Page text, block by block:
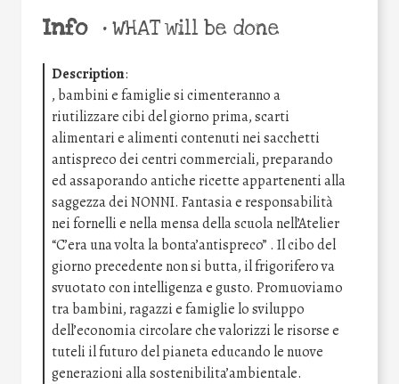
Info •WHAT will be done
Description:
, bambini e famiglie si cimenteranno a
riutilizzare cibi del giorno prima, scarti
alimentari e alimenti contenuti nei sacchetti
antispreco dei centri commerciali, preparando
ed assaporando antiche ricette appartenenti alla
saggezza dei NONNI. Fantasia e responsabilità
nei fornelli e nella mensa della scuola nell’Atelier
“C’era una volta la bonta’antispreco” . Il cibo del
giorno precedente non si butta, il frigorifero va
svuotato con intelligenza e gusto. Promuoviamo
tra bambini, ragazzi e famiglie lo sviluppo
dell’economia circolare che valorizzi le risorse e
tuteli il futuro del pianeta educando le nuove
generazioni alla sostenibilita’ambientale.